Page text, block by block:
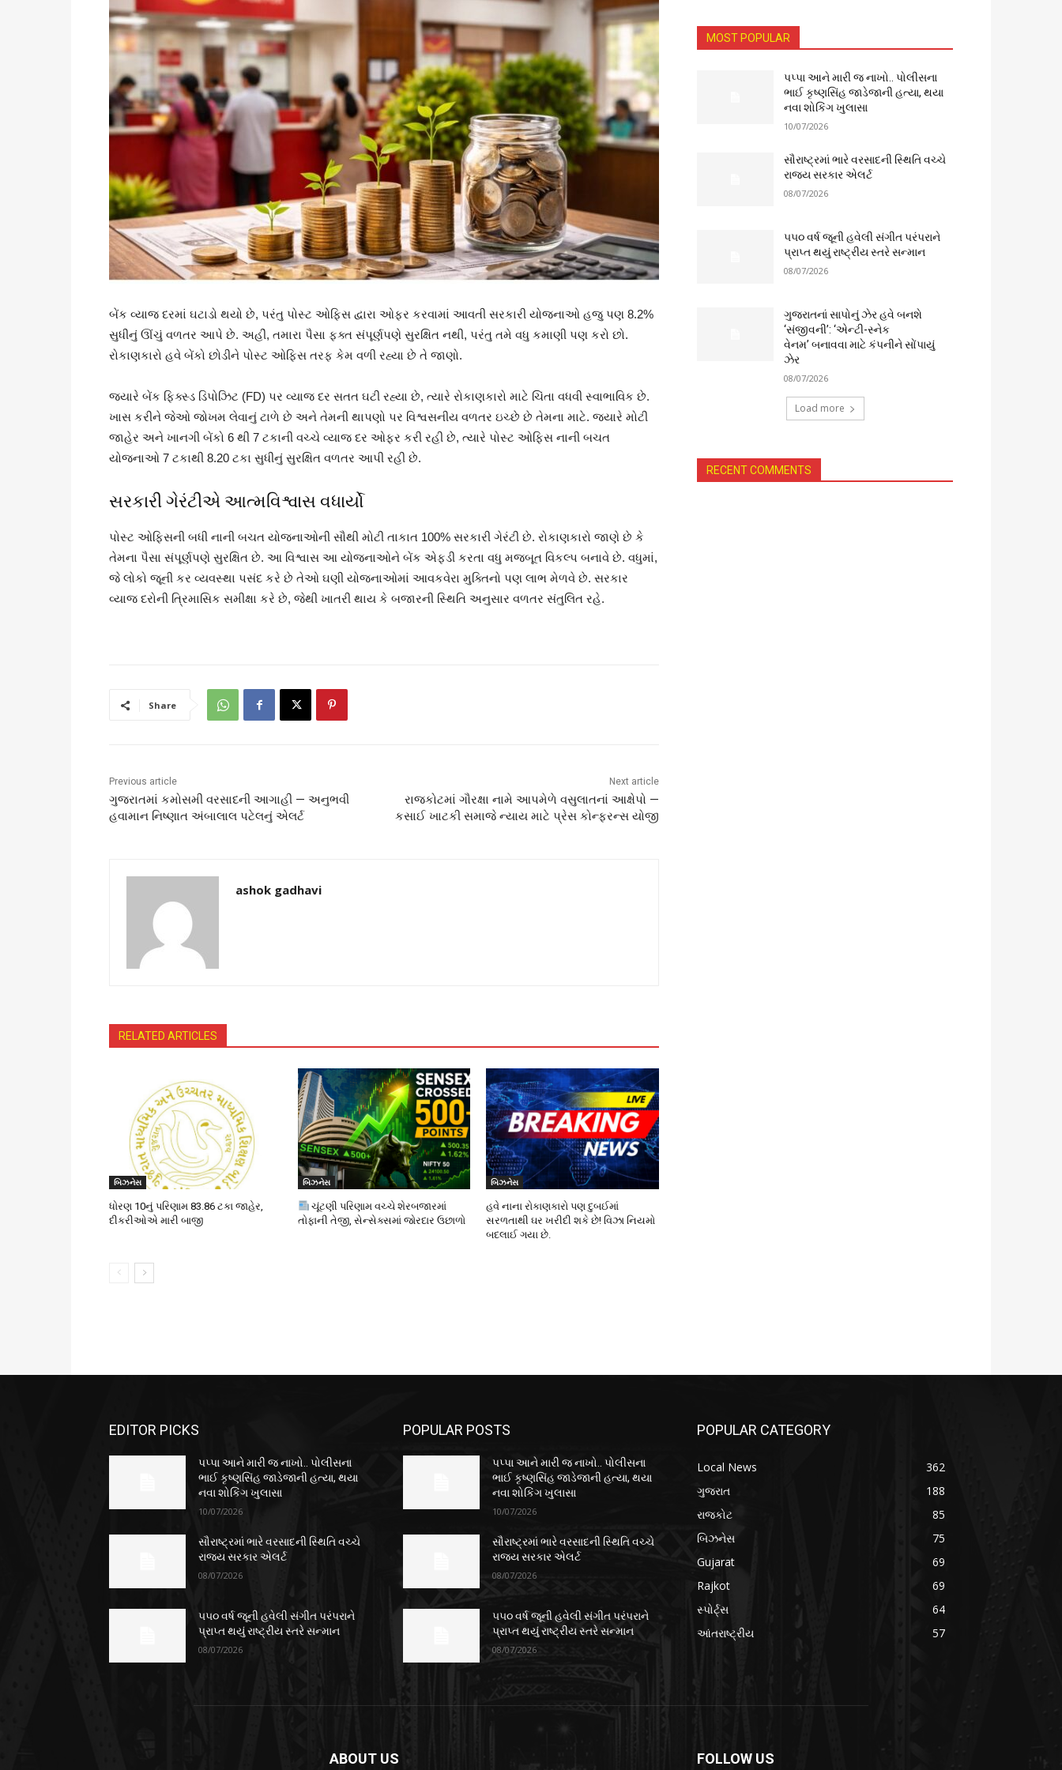
બેંક વ્યાજ દરમાં ઘટાડો થયો છે, પરંતુ પોસ્ટ ઓફિસ દ્વારા ઓફર કરવામાં આવતી સરકારી યોજનાઓ હજુ પણ 8.2%
સુધીનું ઊંચું વળતર આપે છે. અહીં, તમારા પૈસા ફક્ત સંપૂર્ણપણે સુરક્ષિત નથી, પરંતુ તમે વધુ કમાણી પણ કરો છો.
રોકાણકારો હવે બેંકો છોડીને પોસ્ટ ઓફિસ તરફ કેમ વળી રહ્યા છે તે જાણો.
જ્યારે બેંક ફિક્સ્ડ ડિપોઝિટ (FD) પર વ્યાજ દર સતત ઘટી રહ્યા છે, ત્યારે રોકાણકારો માટે ચિંતા વધવી સ્વાભાવિક છે.
ખાસ કરીને જેઓ જોખમ લેવાનું ટાળે છે અને તેમની થાપણો પર વિશ્વસનીય વળતર ઇચ્છે છે તેમના માટે. જ્યારે મોટી
જાહેર અને ખાનગી બેંકો 6 થી 7 ટકાની વચ્ચે વ્યાજ દર ઓફર કરી રહી છે, ત્યારે પોસ્ટ ઓફિસ નાની બચત
યોજનાઓ 7 ટકાથી 8.20 ટકા સુધીનું સુરક્ષિત વળતર આપી રહી છે.
સરકારી ગેરંટીએ આત્મવિશ્વાસ વધાર્યો
પોસ્ટ ઓફિસની બધી નાની બચત યોજનાઓની સૌથી મોટી તાકાત 100% સરકારી ગેરંટી છે. રોકાણકારો જાણે છે કે
તેમના પૈસા સંપૂર્ણપણે સુરક્ષિત છે. આ વિશ્વાસ આ યોજનાઓને બેંક એફડી કરતા વધુ મજબૂત વિકલ્પ બનાવે છે. વધુમાં,
જે લોકો જૂની કર વ્યવસ્થા પસંદ કરે છે તેઓ ઘણી યોજનાઓમાં આવકવેરા મુક્તિનો પણ લાભ મેળવે છે. સરકાર
વ્યાજ દરોની ત્રિમાસિક સમીક્ષા કરે છે, જેથી ખાતરી થાય કે બજારની સ્થિતિ અનુસાર વળતર સંતુલિત રહે.
Share
Previous article
ગુજરાતમાં કમોસમી વરસાદની આગાહી — અનુભવી
હવામાન નિષ્ણાત અંબાલાલ પટેલનું એલર્ટ
Next article
રાજકોટમાં ગૌરક્ષા નામે આપમેળે વસુલાતનાં આક્ષેપો —
કસાઈ ખાટકી સમાજે ન્યાય માટે પ્રેસ કોન્ફરન્સ યોજી
ashok gadhavi
RELATED ARTICLES
બિઝનેસ
ધોરણ 10નું પરિણામ 83.86 ટકા જાહેર,
દીકરીઓએ મારી બાજી
બિઝનેસ
ચૂંટણી પરિણામ વચ્ચે શેરબજારમાં
તોફાની તેજી, સેન્સેક્સમાં જોરદાર ઉછાળો
બિઝનેસ
હવે નાના રોકાણકારો પણ દુબઈમાં
સરળતાથી ઘર ખરીદી શકે છે! વિઝા નિયમો
બદલાઈ ગયા છે.
MOST POPULAR
પપ્પા આને મારી જ નાખો.. પોલીસના
ભાઈ કૃષ્ણસિંહ જાડેજાની હત્યા, થયા
નવા શોકિંગ ખુલાસા
10/07/2026
સૌરાષ્ટ્રમાં ભારે વરસાદની સ્થિતિ વચ્ચે
રાજ્ય સરકાર એલર્ટ
08/07/2026
૫૫૦ વર્ષ જૂની હવેલી સંગીત પરંપરાને
પ્રાપ્ત થયું રાષ્ટ્રીય સ્તરે સન્માન
08/07/2026
ગુજરાતનાં સાપોનું ઝેર હવે બનશે
‘સંજીવની’: ‘એન્ટી-સ્નેક
વેનમ’ બનાવવા માટે કંપનીને સોંપાયું
ઝેર
08/07/2026
Load more
RECENT COMMENTS
EDITOR PICKS
પપ્પા આને મારી જ નાખો.. પોલીસના
ભાઈ કૃષ્ણસિંહ જાડેજાની હત્યા, થયા
નવા શોકિંગ ખુલાસા
10/07/2026
સૌરાષ્ટ્રમાં ભારે વરસાદની સ્થિતિ વચ્ચે
રાજ્ય સરકાર એલર્ટ
08/07/2026
૫૫૦ વર્ષ જૂની હવેલી સંગીત પરંપરાને
પ્રાપ્ત થયું રાષ્ટ્રીય સ્તરે સન્માન
08/07/2026
POPULAR POSTS
પપ્પા આને મારી જ નાખો.. પોલીસના
ભાઈ કૃષ્ણસિંહ જાડેજાની હત્યા, થયા
નવા શોકિંગ ખુલાસા
10/07/2026
સૌરાષ્ટ્રમાં ભારે વરસાદની સ્થિતિ વચ્ચે
રાજ્ય સરકાર એલર્ટ
08/07/2026
૫૫૦ વર્ષ જૂની હવેલી સંગીત પરંપરાને
પ્રાપ્ત થયું રાષ્ટ્રીય સ્તરે સન્માન
08/07/2026
POPULAR CATEGORY
Local News
362
ગુજરાત
188
રાજકોટ
85
બિઝનેસ
75
Gujarat
69
Rajkot
69
સ્પોર્ટ્સ
64
આંતરાષ્ટ્રીય
57
ABOUT US FOLLOW US